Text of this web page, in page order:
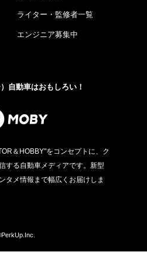
ライター・監修者一覧
エンジニア募集中
自動車はおもしろい！
＆HOBBY"をコンセプトに、ク
する自動車メディアです。新型
タメ情報まで幅広くお届けしま